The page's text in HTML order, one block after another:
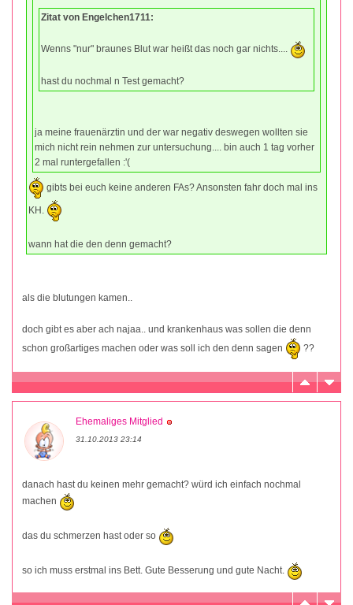
Zitat von Engelchen1711:
Wenns "nur" braunes Blut war heißt das noch gar nichts....
hast du nochmal n Test gemacht?
ja meine frauenärztin und der war negativ deswegen wollten sie
mich nicht rein nehmen zur untersuchung.... bin auch 1 tag vorher
2 mal runtergefallen :'(
gibts bei euch keine anderen FAs? Ansonsten fahr doch mal ins
KH.
wann hat die den denn gemacht?
als die blutungen kamen..
doch gibt es aber ach najaa.. und krankenhaus was sollen die denn
schon großartiges machen oder was soll ich den denn sagen
??
Ehemaliges Mitglied
31.10.2013 23:14
danach hast du keinen mehr gemacht? würd ich einfach nochmal
machen
das du schmerzen hast oder so
so ich muss erstmal ins Bett. Gute Besserung und gute Nacht.